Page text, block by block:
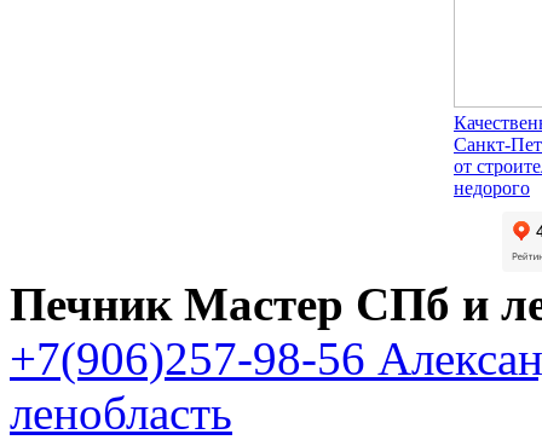
Санкт-
от
недорого
Печник Мастер СПб и
+7(906)257-98-56
ленобласть